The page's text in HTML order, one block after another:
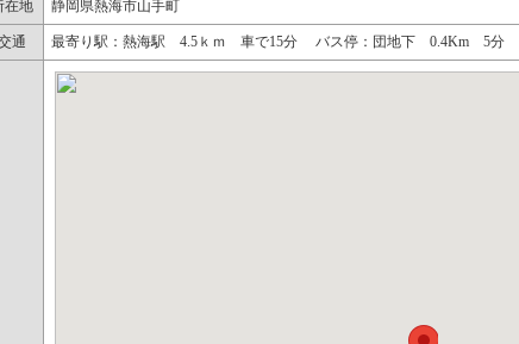
在地 静岡県熱海市山手町
通 最寄り駅：熱海駅 4.5ｋｍ 車で15分 バス停：団地下 0.4Km 5分